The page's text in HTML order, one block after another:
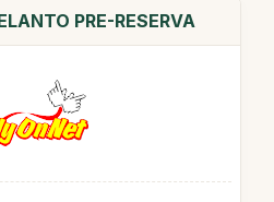
PRE-RESERVA